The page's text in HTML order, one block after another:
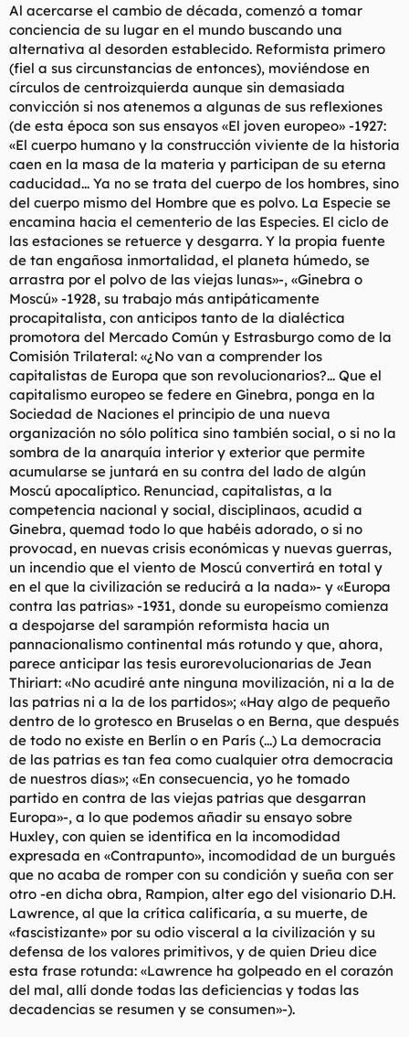
Al acercarse el cambio de década, comenzó a tomar
conciencia de su lugar en el mundo buscando una
alternativa al desorden establecido. Reformista primero
(fiel a sus circunstancias de entonces), moviéndose en
círculos de centroizquierda aunque sin demasiada
convicción si nos atenemos a algunas de sus reflexiones
(de esta época son sus ensayos «El joven europeo» -1927:
«El cuerpo humano y la construcción viviente de la historia
caen en la masa de la materia y participan de su eterna
caducidad... Ya no se trata del cuerpo de los hombres, sino
del cuerpo mismo del Hombre que es polvo. La Especie se
encamina hacia el cementerio de las Especies. El ciclo de
las estaciones se retuerce y desgarra. Y la propia fuente
de tan engañosa inmortalidad, el planeta húmedo, se
arrastra por el polvo de las viejas lunas»-, «Ginebra o
Moscú» -1928, su trabajo más antipáticamente
procapitalista, con anticipos tanto de la dialéctica
promotora del Mercado Común y Estrasburgo como de la
Comisión Trilateral: «¿No van a comprender los
capitalistas de Europa que son revolucionarios?... Que el
capitalismo europeo se federe en Ginebra, ponga en la
Sociedad de Naciones el principio de una nueva
organización no sólo política sino también social, o si no la
sombra de la anarquía interior y exterior que permite
acumularse se juntará en su contra del lado de algún
Moscú apocalíptico. Renunciad, capitalistas, a la
competencia nacional y social, disciplinaos, acudid a
Ginebra, quemad todo lo que habéis adorado, o si no
provocad, en nuevas crisis económicas y nuevas guerras,
un incendio que el viento de Moscú convertirá en total y
en el que la civilización se reducirá a la nada»- y «Europa
contra las patrias» -1931, donde su europeísmo comienza
a despojarse del sarampión reformista hacia un
pannacionalismo continental más rotundo y que, ahora,
parece anticipar las tesis eurorevolucionarias de Jean
Thiriart: «No acudiré ante ninguna movilización, ni a la de
las patrias ni a la de los partidos»; «Hay algo de pequeño
dentro de lo grotesco en Bruselas o en Berna, que después
de todo no existe en Berlín o en París (...) La democracia
de las patrias es tan fea como cualquier otra democracia
de nuestros días»; «En consecuencia, yo he tomado
partido en contra de las viejas patrias que desgarran
Europa»-, a lo que podemos añadir su ensayo sobre
Huxley, con quien se identifica en la incomodidad
expresada en «Contrapunto», incomodidad de un burgués
que no acaba de romper con su condición y sueña con ser
otro -en dicha obra, Rampion, alter ego del visionario D.H.
Lawrence, al que la crítica calificaría, a su muerte, de
«fascistizante» por su odio visceral a la civilización y su
defensa de los valores primitivos, y de quien Drieu dice
esta frase rotunda: «Lawrence ha golpeado en el corazón
del mal, allí donde todas las deficiencias y todas las
decadencias se resumen y se consumen»-).